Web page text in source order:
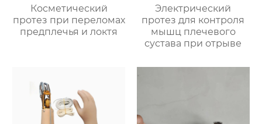
Косметический
протез при переломах
предплечья и локтя
Электрический
протез для контроля
мышц плечевого
сустава при отрыве